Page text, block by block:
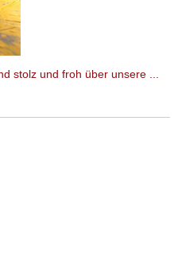
stolz und froh über unsere ...